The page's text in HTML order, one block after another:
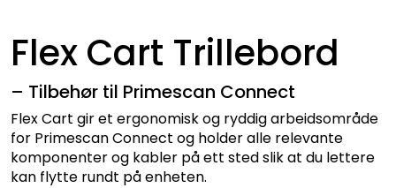
Flex Cart Trillebord
– Tilbehør til Primescan Connect
Flex Cart gir et ergonomisk og ryddig arbeidsområde
for Primescan Connect og holder alle relevante
komponenter og kabler på ett sted slik at du lettere
kan flytte rundt på enheten.